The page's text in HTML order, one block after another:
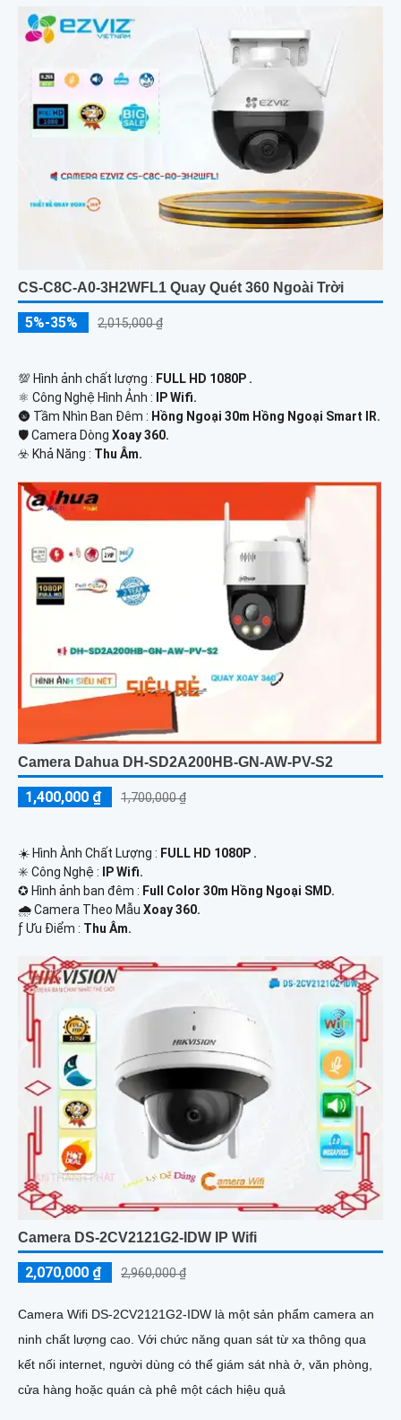
CS-C8C-A0-3H2WFL1 Quay Quét 360 Ngoài Trời
5%-35% 2,015,000 ₫
💯 Hình ảnh chất lượng : FULL HD 1080P .
⚛️ Công Nghệ Hình Ảnh :
IP Wifi.
🌚 Tầm Nhìn Ban Đêm : Hồng Ngoại 30m Hồng Ngoại Smart IR.
🛡 Camera Dòng Xoay 360.
️☣️ Khả Năng : Thu Âm.
Camera Dahua DH-SD2A200HB-GN-AW-PV-S2
1,400,000 ₫ 1,700,000 ₫
☀️ Hình Ành Chất Lượng : FULL HD 1080P .
✳️ Công Nghệ :
IP Wifi.
✪ Hình ảnh ban đêm : Full Color 30m Hồng Ngoại SMD.
🌧️ Camera Theo Mẫu Xoay 360.
️ƒ Ưu Điểm : Thu Âm.
Camera DS-2CV2121G2-IDW IP Wifi
2,070,000 ₫ 2,960,000 ₫
Camera Wifi DS-2CV2121G2-IDW là một sản phẩm camera an
ninh chất lượng cao. Với chức năng quan sát từ xa thông qua
kết nối internet, người dùng có thể giám sát nhà ở, văn phòng,
cửa hàng hoặc quán cà phê một cách hiệu quả